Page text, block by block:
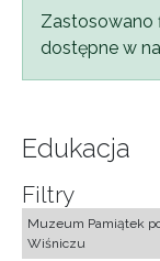
Komunikat
Zastosowano
dostępne w
Edukacja
Filtry
Muzeum Pamiątek
Wiśniczu